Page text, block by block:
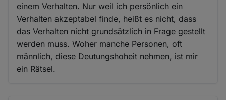
einem Verhalten. Nur weil ich persönlich ein
Verhalten akzeptabel finde, heißt es nicht, dass
das Verhalten nicht grundsätzlich in Frage gestellt
werden muss. Woher manche Personen, oft
männlich, diese Deutungshoheit nehmen, ist mir
ein Rätsel.